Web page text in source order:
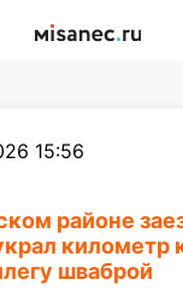
15:56
районе
километр
шваброй